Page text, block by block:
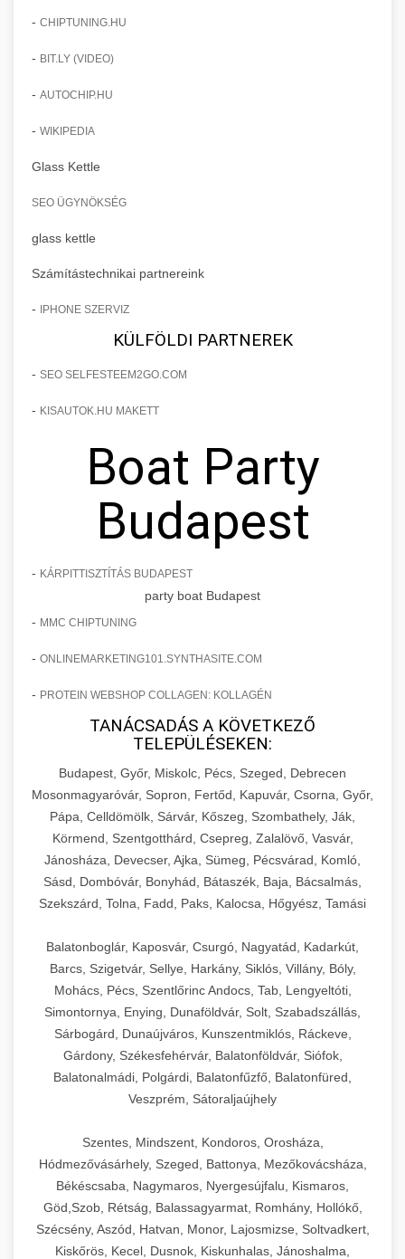
- CHIPTUNING.HU
- BIT.LY (VIDEO)
- AUTOCHIP.HU
- WIKIPEDIA
Glass Kettle
SEO ÜGYNÖKSÉG
glass kettle
Számítástechnikai partnereink
- IPHONE SZERVIZ
KÜLFÖLDI PARTNEREK
- SEO SELFESTEEM2GO.COM
- KISAUTOK.HU MAKETT
Boat Party
Budapest
- KÁRPITTISZTÍTÁS BUDAPEST
party boat Budapest
- MMC CHIPTUNING
- ONLINEMARKETING101.SYNTHASITE.COM
- PROTEIN WEBSHOP COLLAGEN: KOLLAGÉN
TANÁCSADÁS A KÖVETKEZŐ
TELEPÜLÉSEKEN:
Budapest, Győr, Miskolc, Pécs, Szeged, Debrecen
Mosonmagyaróvár, Sopron, Fertőd, Kapuvár, Csorna, Győr,
Pápa, Celldömölk, Sárvár, Kőszeg, Szombathely, Ják,
Körmend, Szentgotthárd, Csepreg, Zalalövő, Vasvár,
Jánosháza, Devecser, Ajka, Sümeg, Pécsvárad, Komló,
Sásd, Dombóvár, Bonyhád, Bátaszék, Baja, Bácsalmás,
Szekszárd, Tolna, Fadd, Paks, Kalocsa, Hőgyész, Tamási
Balatonboglár, Kaposvár, Csurgó, Nagyatád, Kadarkút,
Barcs, Szigetvár, Sellye, Harkány, Siklós, Villány, Bóly,
Mohács, Pécs, Szentlőrinc Andocs, Tab, Lengyeltóti,
Simontornya, Enying, Dunaföldvár, Solt, Szabadszállás,
Sárbogárd, Dunaújváros, Kunszentmiklós, Ráckeve,
Gárdony, Székesfehérvár, Balatonföldvár, Siófok,
Balatonalmádi, Polgárdi, Balatonfűzfő, Balatonfüred,
Veszprém, Sátoraljaújhely
Szentes, Mindszent, Kondoros, Orosháza,
Hódmezővásárhely, Szeged, Battonya, Mezőkovácsháza,
Békéscsaba, Nagymaros, Nyergesújfalu, Kismaros,
Göd,Szob, Rétság, Balassagyarmat, Romhány, Hollókő,
Szécsény, Aszód, Hatvan, Monor, Lajosmizse, Soltvadkert,
Kiskőrös, Kecel, Dusnok, Kiskunhalas, Jánoshalma,